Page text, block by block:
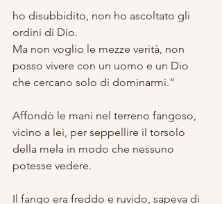
ho disubbidito, non ho ascoltato gli
ordini di Dio.
Ma non voglio le mezze verità, non
posso vivere con un uomo e un Dio
che cercano solo di dominarmi.”
Affondò le mani nel terreno fangoso,
vicino a lei, per seppellire il torsolo
della mela in modo che nessuno
potesse vedere.
Il fango era freddo e ruvido, sapeva di